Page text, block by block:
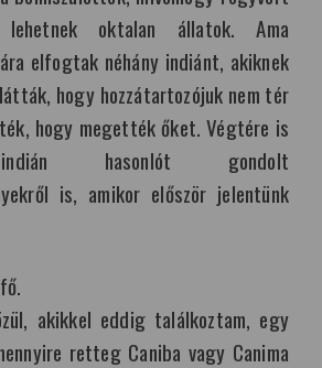
lehetnek oktalan állatok. Ama
elfogtak néhány indiánt, akiknek
hogy hozzátartozójuk nem tér
hogy megették őket. Végtére is
hasonlót gondolt
is, amikor először jelentünk
akikkel eddig találkoztam, egy
retteg Caniba vagy Canima